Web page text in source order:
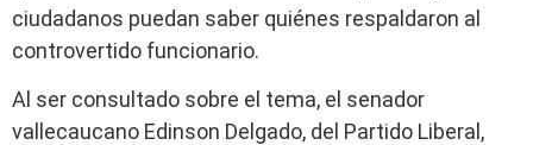
ciudadanos puedan saber quiénes respaldaron al
controvertido funcionario.
Al ser consultado sobre el tema, el senador
vallecaucano Edinson Delgado, del Partido Liberal,